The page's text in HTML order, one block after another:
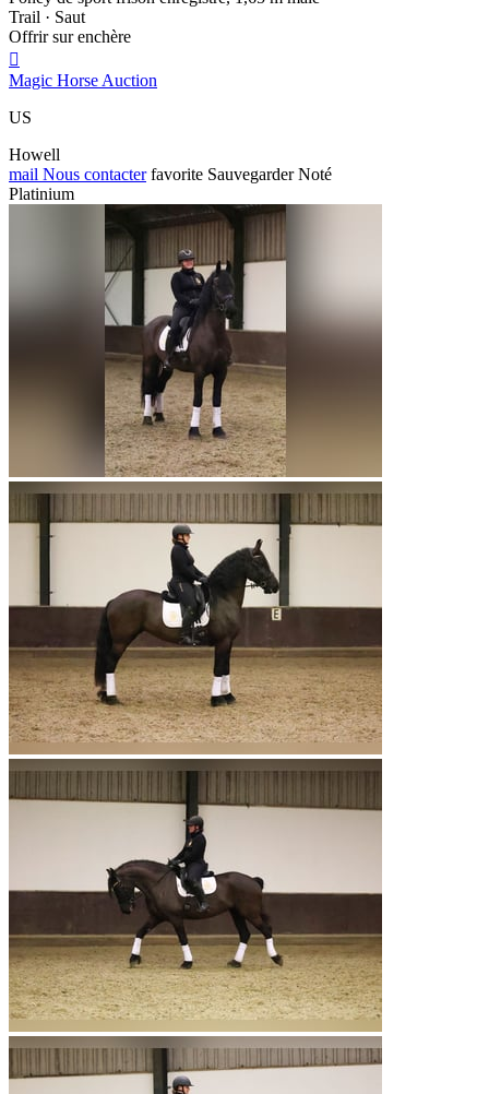
Trail · Saut
Offrir sur enchère

Magic Horse Auction
US
Howell
mail Nous contacter favorite Sauvegarder Noté
Platinium